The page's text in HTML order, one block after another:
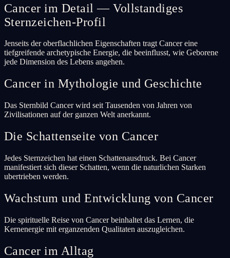
Cancer im Detail — Vollstandiges
Sternzeichen-Profil
Jenseits der oberflachlichen Eigenschaften tragt Cancer eine
tiefgreifende archetypische Energie, die beeinflusst, wie Geborene
jede Dimension des Lebens angehen.
Cancer in Mythologie und Geschichte
Das Sternbild Cancer wird seit Tausenden von Jahren von
Zivilisationen auf der ganzen Welt anerkannt.
Die Schattenseite von Cancer
Jedes Sternzeichen hat einen Schattenausdruck. Bei Cancer
manifestiert sich dieser Schatten, wenn die naturlichen Starken
ubertrieben werden.
Wachstum und Entwicklung von Cancer
Die spirituelle Reise von Cancer beinhaltet das Lernen, die
Kernenergie mit erganzenden Qualitaten auszugleichen.
Cancer im Alltag